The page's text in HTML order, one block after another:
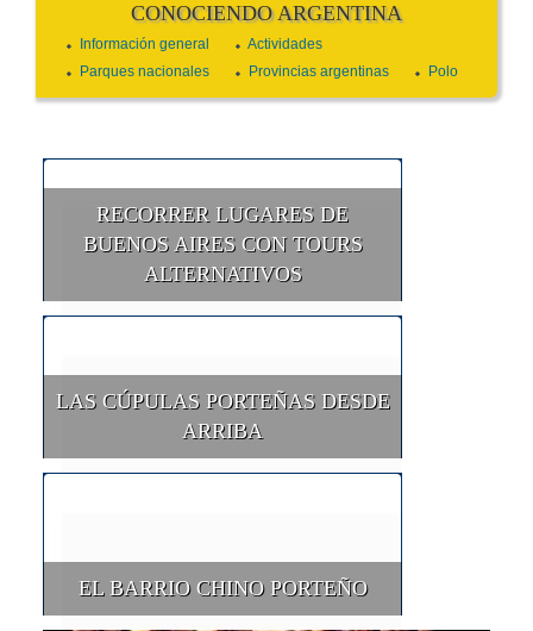
CONOCIENDO ARGENTINA
Información general
Actividades
Parques nacionales
Provincias argentinas Polo
RECORRER LUGARES DE
BUENOS AIRES CON TOURS
ALTERNATIVOS
LAS CÚPULAS PORTEÑAS DESDE
ARRIBA
EL BARRIO CHINO PORTEÑO